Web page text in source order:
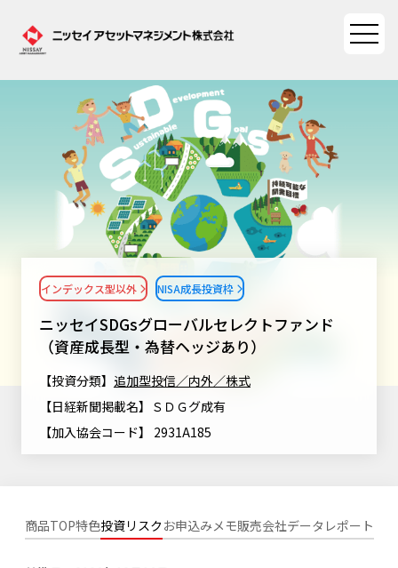
ファンド情報
ファンド情報TOP
基準価額一覧
ファンド検索
ファンド比較
決算カレンダー
海外休日カレンダー
投資信託新商品のご案内
投資信託償還商品のご案内
有価証券届出書の効力の発生の有無について
マーケット情報
マーケット情報TOP
マーケット指数
大関 洋の「十字路」
ファンドレポート
資産形成ポータル
資産形成ポータルTOP
資産形成サービス
Nダイレクト
Goal Navi
NAMシティ
サステナビリティ
サステナビリティTOP
サステナビリティ経営
SDGsとは？
ニッセイアセットについて
ニッセイアセットについてTOP
受賞歴
最新情報
ニッセイSDGsグローバルセレクトファンド
（資産成長型・為替ヘッジあり）
インデックス型以外 NISA成長投資枠
【投資分類】 追加型投信／内外／株式
【日経新聞掲載名】ＳＤＧグ成有
【加入協会コード】 2931A185
商品TOP特色投資リスク お申込みメモ販売会社データ レポート